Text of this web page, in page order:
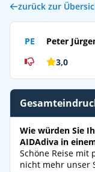
zurück zur
PE Peter
3,0
Wie würden Sie
AIDAdiva in
Schöne Reise mit
nicht mehr unser